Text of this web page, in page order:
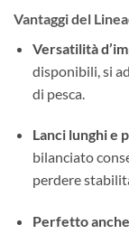
Vantaggi del
Versatilità
disponibili, si
di pesca.
Lanci lunghi e
bilanciato
perdere
Perfetto